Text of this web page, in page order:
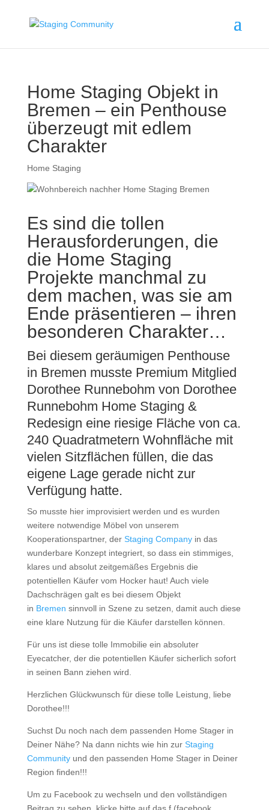
Home Staging Objekt in
Bremen – ein Penthouse
überzeugt mit edlem
Charakter
Home Staging
Es sind die tollen
Herausforderungen, die
die Home Staging
Projekte manchmal zu
dem machen, was sie am
Ende präsentieren – ihren
besonderen Charakter…
Bei diesem geräumigen Penthouse
in Bremen musste Premium Mitglied
Dorothee Runnebohm von Dorothee
Runnebohm Home Staging &
Redesign eine riesige Fläche von ca.
240 Quadratmetern Wohnfläche mit
vielen Sitzflächen füllen, die das
eigene Lage gerade nicht zur
Verfügung hatte.
So musste hier improvisiert werden und es wurden
weitere notwendige Möbel von unserem
Kooperationspartner, der Staging Companyin das
wunderbare Konzept integriert, so dass ein stimmiges,
klares und absolut zeitgemäßes Ergebnis die
potentiellen Käufer vom Hocker haut! Auch viele
Dachschrägen galt es bei diesem Objekt
in Bremen sinnvoll in Szene zu setzen, damit auch diese
eine klare Nutzung für die Käufer darstellen können.
Für uns ist diese tolle Immobilie ein absoluter
Eyecatcher, der die potentiellen Käufer sicherlich sofort
in seinen Bann ziehen wird.
Herzlichen Glückwunsch für diese tolle Leistung, liebe
Dorothee!!!
Suchst Du noch nach dem passenden Home Stager in
Deiner Nähe? Na dann nichts wie hin zur Staging
Communityund den passenden Home Stager in Deiner
Region finden!!!
Um zu Facebook zu wechseln und den vollständigen